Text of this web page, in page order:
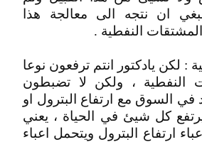
ان نتجه الى معالجة هذا
النفطية .
: لكن يادكتور انتم ترفعون نوعا
النفطية ، ولكن لا تضبطون
في السوق مع ارتفاع البترول او
يرتفع كل شيئ في الحياة ، يعني
ارتفاع البترول ويتحمل اعباء